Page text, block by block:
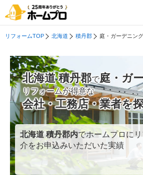
リフォームTOP 北海道 積丹郡 庭・ガーデニン
北海道 積丹郡で庭・ガ
リフォームが得意な
会社・工務店・業者を
北海道 積丹郡内でホームプロに
介をお申込みいただいた実績